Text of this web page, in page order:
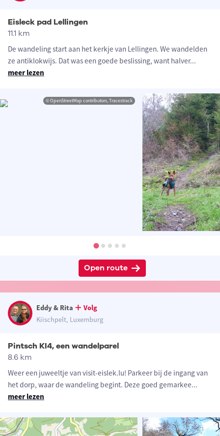
Eisleck pad Lellingen
11.1 km
De wandeling start aan het kerkje van Lellingen. We wandelden
ze antiklokwijs. Dat was een goede beslissing, want halver...
meer lezen
© OpenStreetMap contributors, Tracestrack
Open route
Eddy & Rita
Volg
Kiischpelt, Luxemburg
Pintsch KI4, een wandelparel
8.6 km
Weer een juweeltje van visit-eislek.lu! Parkeer bij de ingang van
het dorp, waar de wandeling begint. Deze goed gemarkee...
meer lezen